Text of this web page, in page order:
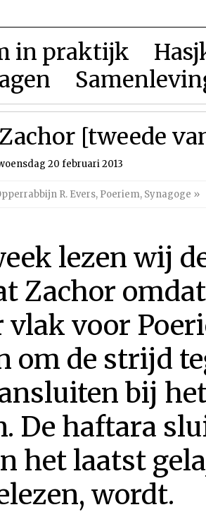
in praktijk
[tweede
20 februari 2013
R. Evers, Poeriem, Synagoge »
lezen wij
Zachor
vlak voor
om de strijd
bij
De haftara
het laatst
wordt.